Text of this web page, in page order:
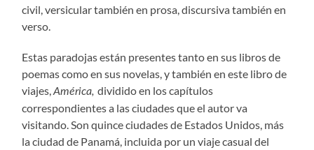
civil, versicular también en prosa, discursiva también en
verso.
Estas paradojas están presentes tanto en sus libros de
poemas como en sus novelas, y también en este libro de
viajes,América,dividido en los capítulos
correspondientes a las ciudades que el autor va
visitando. Son quince ciudades de Estados Unidos, más
la ciudad de Panamá, incluida por un viaje casual del